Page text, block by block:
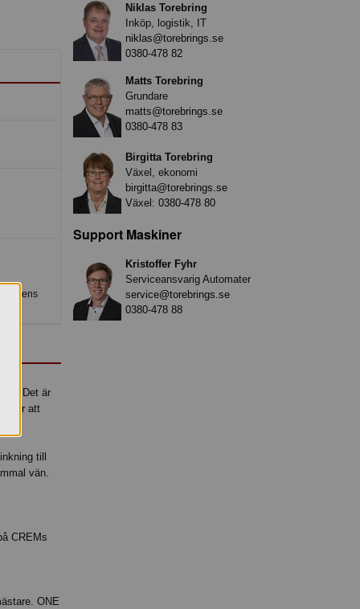
Det är
att
till
vän.
CREMs
ONE
Niklas Torebring
Inköp, logistik, IT
niklas@torebrings.se
0380-478 82
Matts Torebring
Grundare
matts@torebrings.se
0380-478 83
Birgitta Torebring
Växel, ekonomi
birgitta@torebrings.se
Växel: 0380-478 80
Support Maskiner
Kristoffer Fyhr
Serviceansvarig Automater
service@torebrings.se
0380-478 88